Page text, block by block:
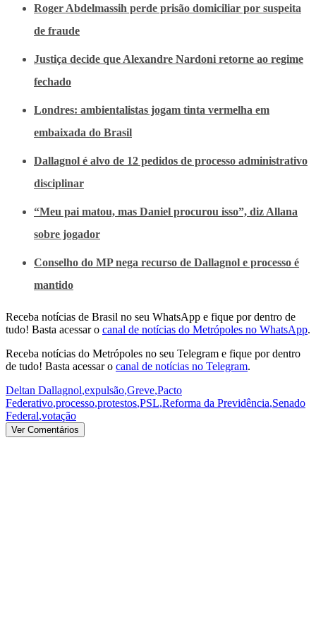
Roger Abdelmassih perde prisão domiciliar por suspeita
de fraude
Justiça decide que Alexandre Nardoni retorne ao regime
fechado
Londres: ambientalistas jogam tinta vermelha em
embaixada do Brasil
Dallagnol é alvo de 12 pedidos de processo administrativo
disciplinar
“Meu pai matou, mas Daniel procurou isso”, diz Allana
sobre jogador
Conselho do MP nega recurso de Dallagnol e processo é
mantido
Receba notícias de Brasil no seu WhatsApp e fique por dentro de
tudo! Basta acessar o canal de notícias do Metrópoles no WhatsApp.
Receba notícias do Metrópoles no seu Telegram e fique por dentro
de tudo! Basta acessar o canal de notícias no Telegram.
Deltan Dallagnol,expulsão,Greve,Pacto
Federativo,processo,protestos,PSL,Reforma da Previdência,Senado
Federal,votação
Ver Comentários